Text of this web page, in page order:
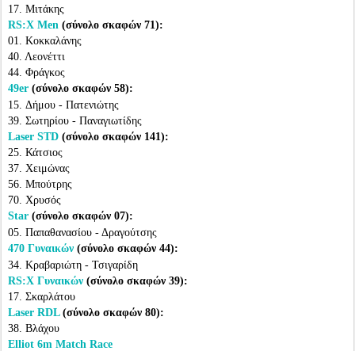
17. Μιτάκης
RS:X Men (σύνολο σκαφών 71):
01. Κοκκαλάνης
40. Λεονέττι
44. Φράγκος
49er (σύνολο σκαφών 58):
15. Δήμου - Πατενιώτης
39. Σωτηρίου - Παναγιωτίδης
Laser STD (σύνολο σκαφών 141):
25. Κάτσιος
37. Χειμώνας
56. Μπούτρης
70. Χρυσός
Star (σύνολο σκαφών 07):
05. Παπαθανασίου - Δραγούτσης
470 Γυναικών (σύνολο σκαφών 44):
34. Κραβαριώτη - Τσιγαρίδη
RS:X Γυναικών (σύνολο σκαφών 39):
17. Σκαρλάτου
Laser RDL(σύνολο σκαφών 80):
38. Βλάχου
Elliot 6m Match Race